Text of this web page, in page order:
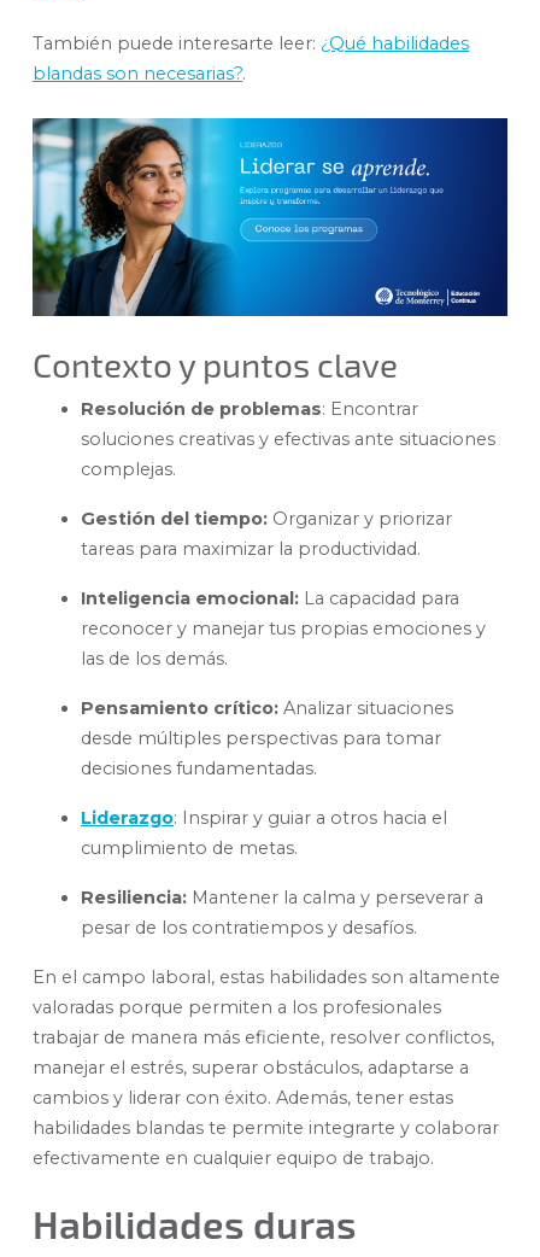
También puede interesarte leer: ¿Qué habilidades
blandas son necesarias?.
Contexto y puntos clave
Resolución de problemas: Encontrar
soluciones creativas y efectivas ante situaciones
complejas.
Gestión del tiempo: Organizar y priorizar
tareas para maximizar la productividad.
Inteligencia emocional: La capacidad para
reconocer y manejar tus propias emociones y
las de los demás.
Pensamiento crítico: Analizar situaciones
desde múltiples perspectivas para tomar
decisiones fundamentadas.
Liderazgo: Inspirar y guiar a otros hacia el
cumplimiento de metas.
Resiliencia: Mantener la calma y perseverar a
pesar de los contratiempos y desafíos.
En el campo laboral, estas habilidades son altamente
valoradas porque permiten a los profesionales
trabajar de manera más eficiente, resolver conflictos,
manejar el estrés, superar obstáculos, adaptarse a
cambios y liderar con éxito. Además, tener estas
habilidades blandas te permite integrarte y colaborar
efectivamente en cualquier equipo de trabajo.
Habilidades duras